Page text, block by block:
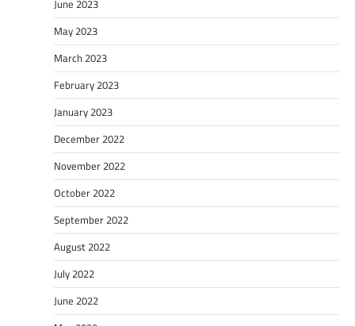
June 2023
May 2023
March 2023
February 2023
January 2023
December 2022
November 2022
October 2022
September 2022
August 2022
July 2022
June 2022